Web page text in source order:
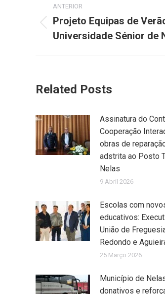
navigation
ANTERIOR
Previous
post:
Projeto Equipas de
Universidade Sénior de
Related Posts
Assinatura do
Cooperação
obras de
adstrita ao Posto
Nelas
9 Abril 2026
Escolas com
educativos:
União de
Redondo e
25 Março 2026
Município de
donativos e